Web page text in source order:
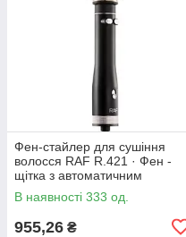
Фен-стайлер для сушіння
волосся RAF R.421 · Фен -
щітка з автоматичним
обертанням насадок, 1000 Вт
В наявності 333 од.
955,26 ₴